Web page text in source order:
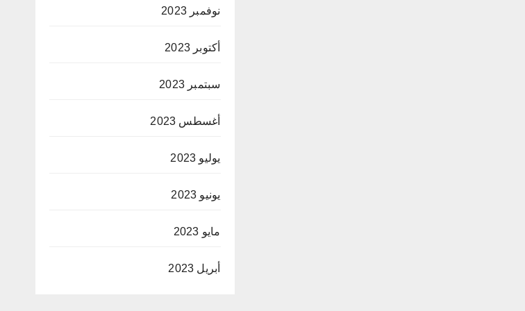
نوفمبر 2023
أكتوبر 2023
سبتمبر 2023
أغسطس 2023
يوليو 2023
يونيو 2023
مايو 2023
أبريل 2023